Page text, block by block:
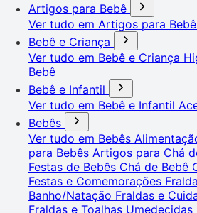
Artigos para Bebê
Ver tudo em Artigos para Bebê
Bebê e Criança
Ver tudo em Bebê e Criança
Bebê
Bebê e Infantil
Ver tudo em Bebê e Infantil
Bebês
Ver tudo em Bebês
para Bebês Artigos para Chá
Festas de Bebês Chá de Bebê
Festas e Comemorações
Banho/Natação Fraldas e
Fraldas e Toalhas Umedecidas